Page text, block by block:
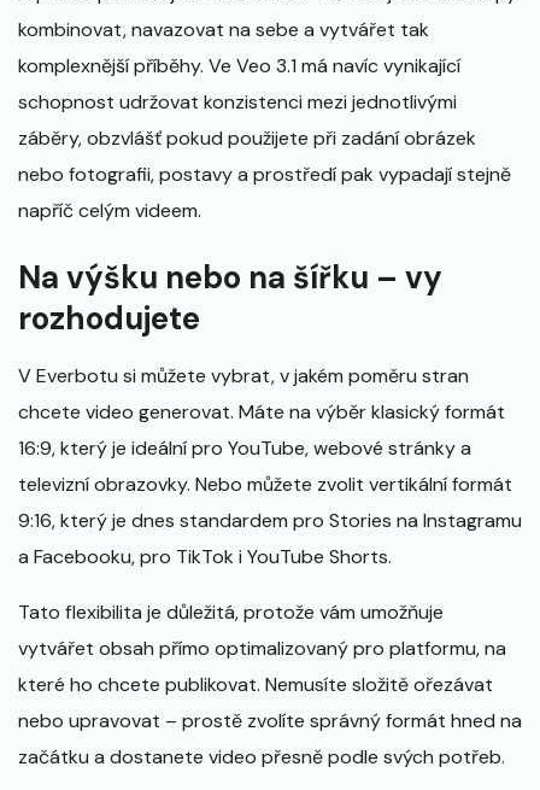
kombinovat, navazovat na sebe a vytvářet tak
komplexnější příběhy. Ve Veo 3.1 má navíc vynikající
schopnost udržovat konzistenci mezi jednotlivými
záběry, obzvlášť pokud použijete při zadání obrázek
nebo fotografii, postavy a prostředí pak vypadají stejně
napříč celým videem.
Na výšku nebo na šířku – vy
rozhodujete
V Everbotu si můžete vybrat, v jakém poměru stran
chcete video generovat. Máte na výběr klasický formát
16:9, který je ideální pro YouTube, webové stránky a
televizní obrazovky. Nebo můžete zvolit vertikální formát
9:16, který je dnes standardem pro Stories na Instagramu
a Facebooku, pro TikTok i YouTube Shorts.
Tato flexibilita je důležitá, protože vám umožňuje
vytvářet obsah přímo optimalizovaný pro platformu, na
které ho chcete publikovat. Nemusíte složitě ořezávat
nebo upravovat – prostě zvolíte správný formát hned na
začátku a dostanete video přesně podle svých potřeb.